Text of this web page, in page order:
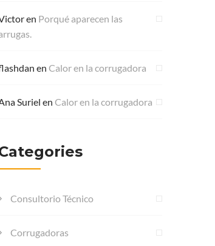
en Porqué aparecen las
en Calor en la corrugadora
Suriel en Calor en la corrugadora
Consultorio Técnico
Corrugadoras